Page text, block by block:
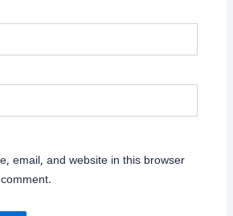
email, and website in this browser